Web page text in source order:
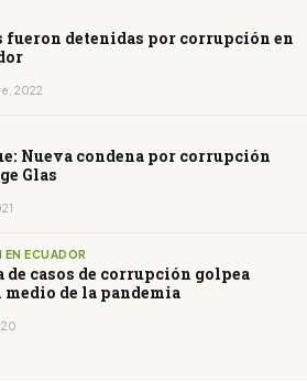
fueron detenidas por corrupción en
2022
Nueva condena por corrupción
Glas
ECUADOR
de casos de corrupción golpea
medio de la pandemia